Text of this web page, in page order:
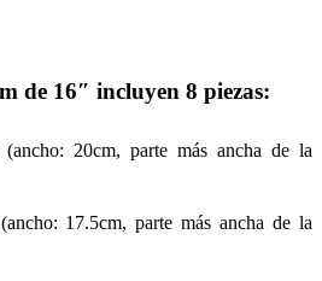
de 16″ incluyen 8 piezas:
20cm, parte más ancha de la
17.5cm, parte más ancha de la